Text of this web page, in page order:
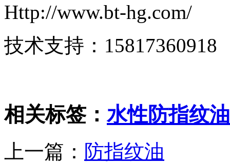
Http://www.bt-hg.com/
技术支持：15817360918
相关标签：水性防指纹油
上一篇： 防指纹油